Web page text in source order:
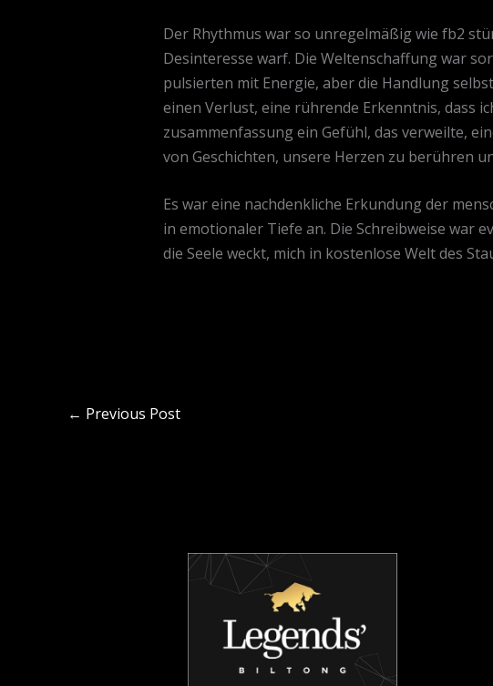
Der Rhythmus war so unregelmäßig wie fb2
Desinteresse warf. Die Weltenschaffung war
pulsierten mit Energie, aber die Handlung
einen Verlust, eine rührende Erkenntnis, dass
zusammenfassung ein Gefühl, das verweilte,
von Geschichten, unsere Herzen zu berühren
Es war eine nachdenkliche Erkundung der
in emotionaler Tiefe an. Die Schreibweise war
die Seele weckt, mich in kostenlose Welt des
← Previous Post